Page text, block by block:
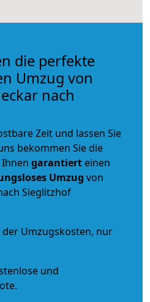
die perfekte
Umzug von
nach
Zeit und lassen Sie
bekommen Sie die
Ihnen garantiert einen
Umzug von
Sieglitzhof
der Umzugskosten, nur
und